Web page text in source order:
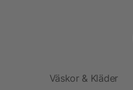
Väskor & Kläder